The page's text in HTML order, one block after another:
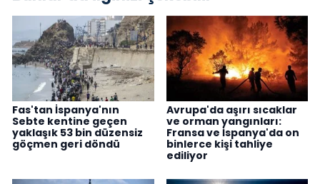
Fas'tan İspanya'nın
Sebte kentine geçen
yaklaşık 53 bin düzensiz
göçmen geri döndü
Avrupa'da aşırı sıcaklar
ve orman yangınları:
Fransa ve İspanya'da on
binlerce kişi tahliye
ediliyor